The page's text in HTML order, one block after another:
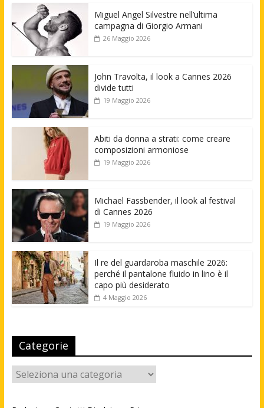
Miguel Angel Silvestre nell’ultima
campagna di Giorgio Armani
26 Maggio 2026
John Travolta, il look a Cannes 2026
divide tutti
19 Maggio 2026
Abiti da donna a strati: come creare
composizioni armoniose
19 Maggio 2026
Michael Fassbender, il look al festival
di Cannes 2026
19 Maggio 2026
Il re del guardaroba maschile 2026:
perché il pantalone fluido in lino è il
capo più desiderato
4 Maggio 2026
Categorie
Categorie